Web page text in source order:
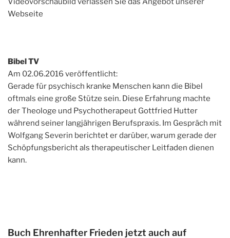
Webseite
Bibel TV
Am 02.06.2016 veröffentlicht:
Gerade für psychisch kranke Menschen kann die Bibel
oftmals eine große Stütze sein. Diese Erfahrung machte
der Theologe und Psychotherapeut Gottfried Hutter
während seiner langjährigen Berufspraxis. Im Gespräch mit
Wolfgang Severin berichtet er darüber, warum gerade der
Schöpfungsbericht als therapeutischer Leitfaden dienen
kann.
Buch Ehrenhafter Frieden jetzt auch auf